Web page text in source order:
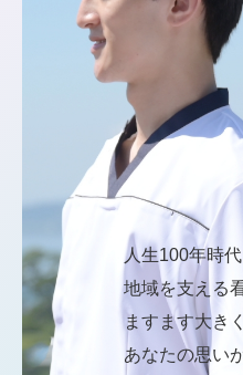
人生100年時代
地域を支える
ますます大き
あなたの思い